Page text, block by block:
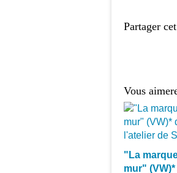
Partager
Vous
"La
mur"